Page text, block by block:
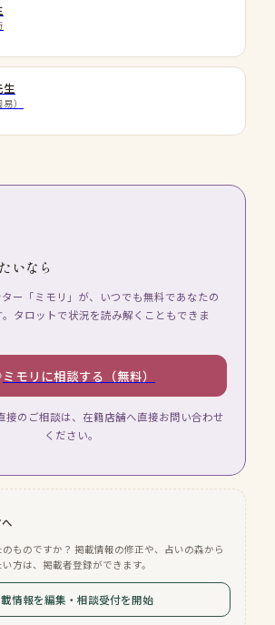
生
）
いなら
ー「ミモリ」が、いつでも無料であなたの
タロットで状況を読み解くこともできま
ミモリに相談する（無料）
接のご相談は、在籍店舗へ直接お問い合わせ
ください。
ものですか？ 掲載情報の修正や、占いの森から
方は、掲載者登録ができます。
情報を編集・相談受付を開始